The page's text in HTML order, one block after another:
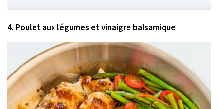
4. Poulet aux légumes et vinaigre balsamique